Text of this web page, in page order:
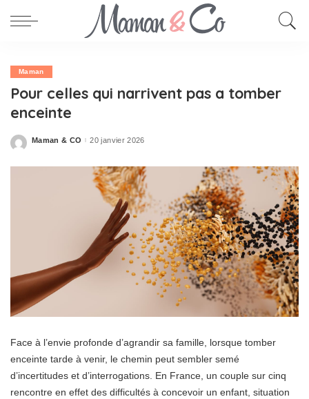
Maman
Pour celles qui narrivent pas a tomber
enceinte
Posted
Maman & CO 20 janvier 2026
Face à l’envie profonde d’agrandir sa famille, lorsque tomber
enceinte tarde à venir, le chemin peut sembler semé
d’incertitudes et d’interrogations. En France, un couple sur cinq
rencontre en effet des difficultés à concevoir un enfant, situation